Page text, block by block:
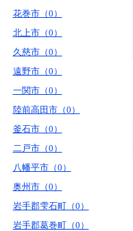
花巻市（0）
北上市（0）
久慈市（0）
遠野市（0）
一関市（0）
陸前高田市（0）
釜石市（0）
二戸市（0）
八幡平市（0）
奥州市（0）
岩手郡雫石町（0）
岩手郡葛巻町（0）